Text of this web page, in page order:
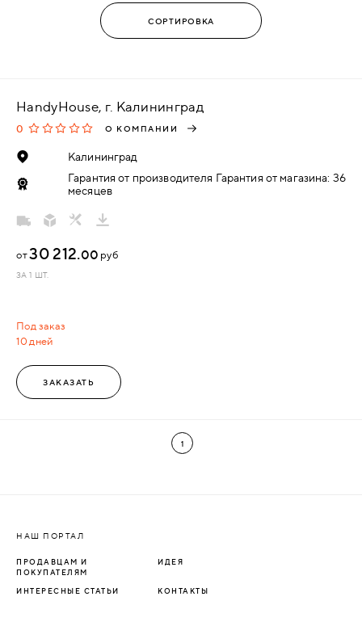
HandyHouse, г. Калининград
0 О КОМПАНИИ
Калининград
Гарантия от производителя Гарантия от магазина: 36
месяцев
Под заказ
10 дней
от30 212.00 руб
ЗА 1 ШТ.
ЗАКАЗАТЬ
1
НАШ ПОРТАЛ
ПРОДАВЦАМ И
ПОКУПАТЕЛЯМ
ИДЕЯ
ИНТЕРЕСНЫЕ СТАТЬИ КОНТАКТЫ